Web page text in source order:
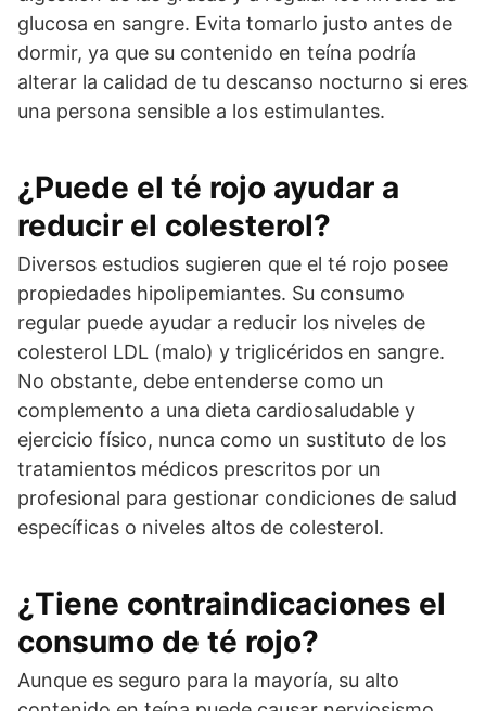
glucosa en sangre. Evita tomarlo justo antes de
dormir, ya que su contenido en teína podría
alterar la calidad de tu descanso nocturno si eres
una persona sensible a los estimulantes.
¿Puede el té rojo ayudar a
reducir el colesterol?
Diversos estudios sugieren que el té rojo posee
propiedades hipolipemiantes. Su consumo
regular puede ayudar a reducir los niveles de
colesterol LDL (malo) y triglicéridos en sangre.
No obstante, debe entenderse como un
complemento a una dieta cardiosaludable y
ejercicio físico, nunca como un sustituto de los
tratamientos médicos prescritos por un
profesional para gestionar condiciones de salud
específicas o niveles altos de colesterol.
¿Tiene contraindicaciones el
consumo de té rojo?
Aunque es seguro para la mayoría, su alto